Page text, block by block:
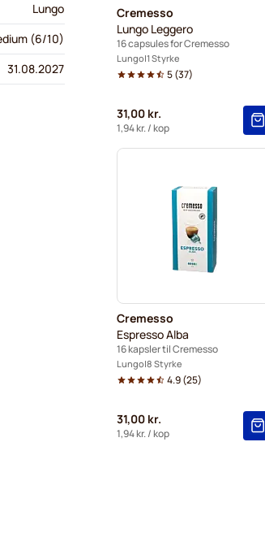
Cremesso
Lungo Leggero
16 capsules for Cremesso
Lungo 1 Styrke
5(37)
31,00 kr.
1,94 kr./ kop
Cremesso
Espresso Alba
16 kapsler til Cremesso
Lungo 8 Styrke
4.9(25)
31,00 kr.
1,94 kr./ kop
Lungo
(6/10)
31.08.2027